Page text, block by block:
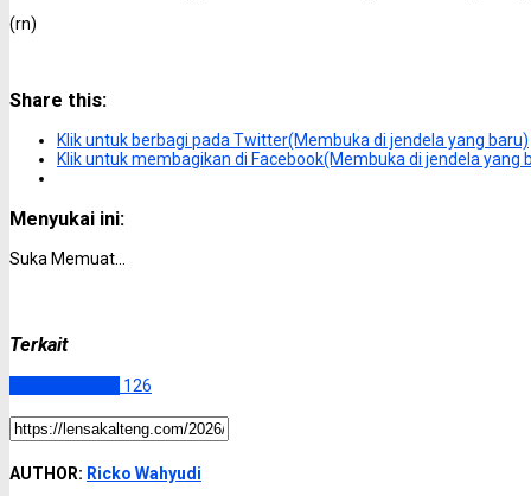
(rn)
Share this:
Klik untuk berbagi pada Twitter(Membuka di jendela yang baru)
Klik untuk membagikan di Facebook(Membuka di jendela yang
Menyukai ini:
Suka Memuat...
Terkait
126
AUTHOR: Ricko Wahyudi